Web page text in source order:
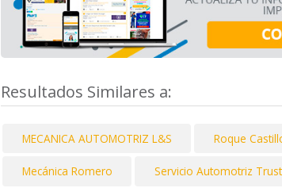
Resultados Similares a:
MECANICA AUTOMOTRIZ L&S Roque
Mecánica Romero Servicio Automotriz